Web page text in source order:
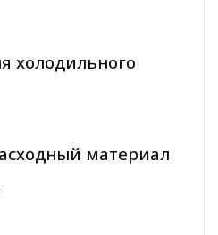
холодильного
материал